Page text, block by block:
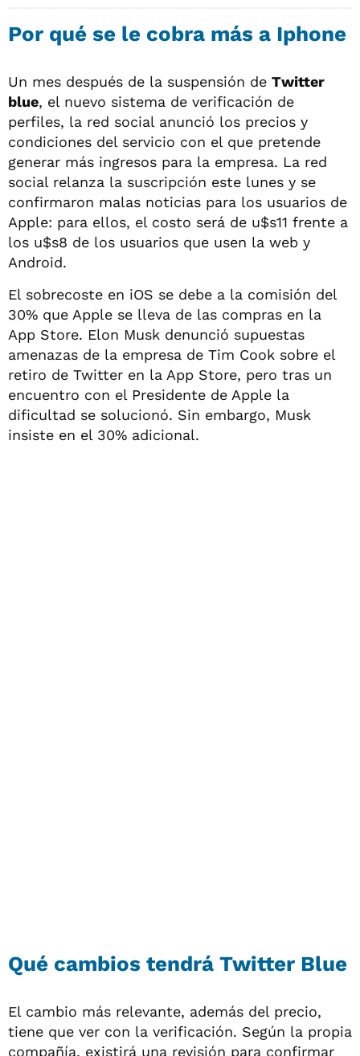
Por qué se le cobra más a Iphone
Un mes después de la suspensión de Twitter
blue, el nuevo sistema de verificación de
perfiles, la red social anunció los precios y
condiciones del servicio con el que pretende
generar más ingresos para la empresa. La red
social relanza la suscripción este lunes y se
confirmaron malas noticias para los usuarios de
Apple: para ellos, el costo será de u$s11 frente a
los u$s8 de los usuarios que usen la web y
Android.
El sobrecoste en iOS se debe a la comisión del
30% que Apple se lleva de las compras en la
App Store. Elon Musk denunció supuestas
amenazas de la empresa de Tim Cook sobre el
retiro de Twitter en la App Store, pero tras un
encuentro con el Presidente de Apple la
dificultad se solucionó. Sin embargo, Musk
insiste en el 30% adicional.
Qué cambios tendrá Twitter Blue
El cambio más relevante, además del precio,
tiene que ver con la verificación. Según la propia
compañía, existirá una revisión para confirmar